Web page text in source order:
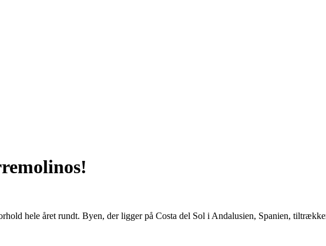
hele året rundt. Byen, der ligger på Costa del Sol i Andalusien, Spanien,